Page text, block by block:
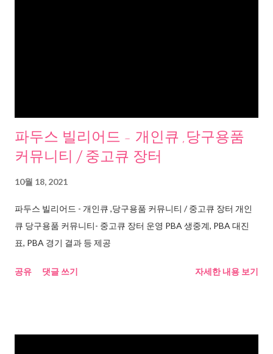
파두스 빌리어드 - 개인큐 ,당구용품
커뮤니티 / 중고큐 장터
10월 18, 2021
파두스 빌리어드 - 개인큐 ,당구용품 커뮤니티 / 중고큐 장터 개인
큐 당구용품 커뮤니티- 중고큐 장터 운영 PBA 생중계, PBA 대진
표, PBA 경기 결과 등 제공
공유 댓글 쓰기 자세한 내용 보기